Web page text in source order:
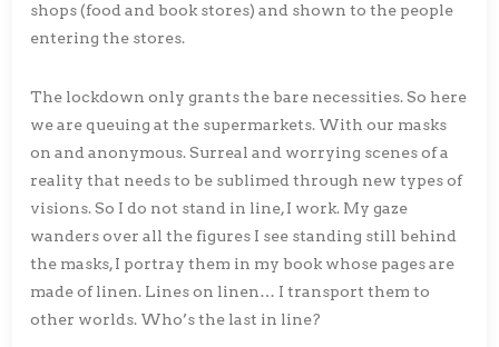
shops (food and book stores) and shown to the people
entering the stores.
The lockdown only grants the bare necessities. So here
we are queuing at the supermarkets. With our masks
on and anonymous. Surreal and worrying scenes of a
reality that needs to be sublimed through new types of
visions. So I do not stand in line, I work. My gaze
wanders over all the figures I see standing still behind
the masks, I portray them in my book whose pages are
made of linen. Lines on linen… I transport them to
other worlds. Who’s the last in line?